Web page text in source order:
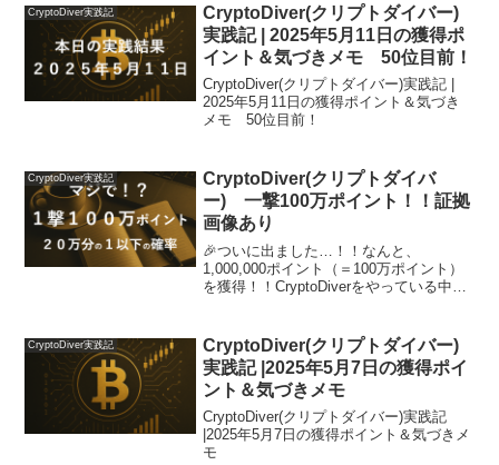
CryptoDiver実践記
CryptoDiver(クリプトダイバー)
実践記 | 2025年5月11日の獲得ポ
イント＆気づきメモ 50位目前！
CryptoDiver(クリプトダイバー)実践記 |
2025年5月11日の獲得ポイント＆気づき
メモ 50位目前！
CryptoDiver実践記
CryptoDiver(クリプトダイバ
ー) 一撃100万ポイント！！証拠
画像あり
🎉ついに出ました…！！なんと、
1,000,000ポイント（＝100万ポイント）
を獲得！！CryptoDiverをやっている中で
が出ました（笑）この100万ポイント、ど
ん...
CryptoDiver実践記
CryptoDiver(クリプトダイバー)
実践記 |2025年5月7日の獲得ポイ
ント＆気づきメモ
CryptoDiver(クリプトダイバー)実践記
|2025年5月7日の獲得ポイント＆気づきメ
モ